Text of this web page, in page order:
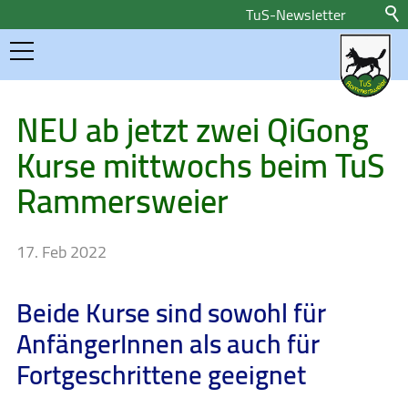
TuS-Newsletter
Aktuelles
Newsletteranmeldung
Pressemeldungen
Sportangebote
Über uns
NEU ab jetzt zwei QiGong
Kurse mittwochs beim TuS
Rammersweier
17. Feb 2022
Beide Kurse sind sowohl für
AnfängerInnen als auch für
Fortgeschrittene geeignet